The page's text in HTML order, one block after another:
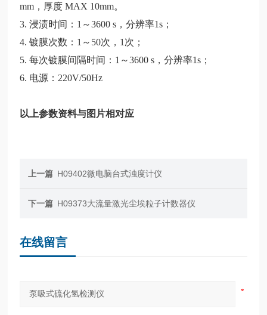
mm，厚度 MAX 10mm。
3. 浸渍时间：1～3600 s，分辨率1s；
4. 镀膜次数：1～50次，1次；
5. 每次镀膜间隔时间：1～3600 s，分辨率1s；
6. 电源：220V/50Hz
以上参数资料与图片相对应
上一篇 H09402微电脑台式浊度计仪
下一篇 H09373大流量激光尘埃粒子计数器仪
在线留言